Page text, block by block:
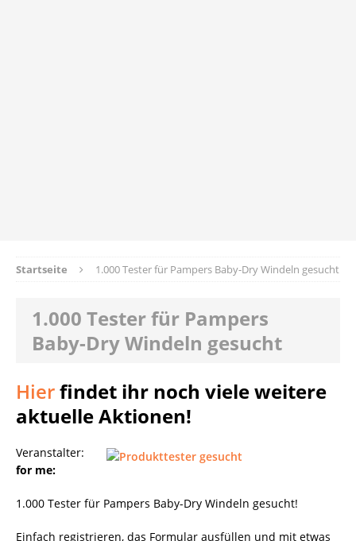
Startseite 1.000 Tester für Pampers Baby-Dry Windeln gesucht
1.000 Tester für Pampers
Baby-Dry Windeln gesucht
Hierfindet ihr noch viele weitere
aktuelle Aktionen!
Veranstalter:
for me:
1.000 Tester für Pampers Baby-Dry Windeln gesucht!
Einfach registrieren, das Formular ausfüllen und mit etwas